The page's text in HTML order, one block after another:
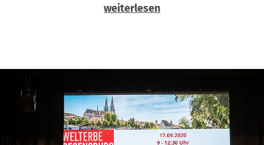
weiterlesen